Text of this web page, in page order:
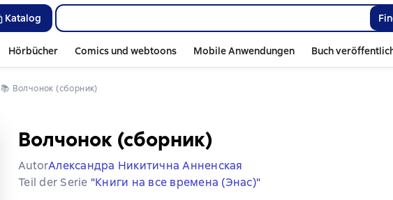
Katalog
Hörbücher Comics und webtoons Mobile Anwendungen Buch
📚 Волчонок (сборник)
Волчонок (сборник)
AutorАлександра Никитична Анненская
Teil der Serie "Книги на все времена (Энас)"